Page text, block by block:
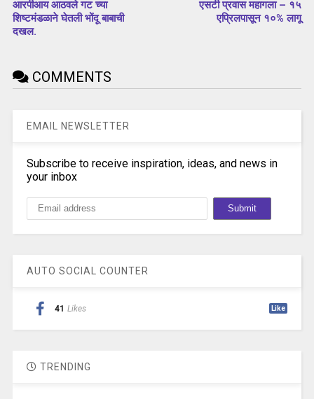
आरपीआय आठवले गट च्या
शिष्टमंडळाने घेतली भोंदू बाबाची
दखल.
एसटी प्रवास महागला – १५
एप्रिलपासून १०% लागू
COMMENTS
EMAIL NEWSLETTER
Subscribe to receive inspiration, ideas, and news in
your inbox
AUTO SOCIAL COUNTER
41 Likes Like
TRENDING